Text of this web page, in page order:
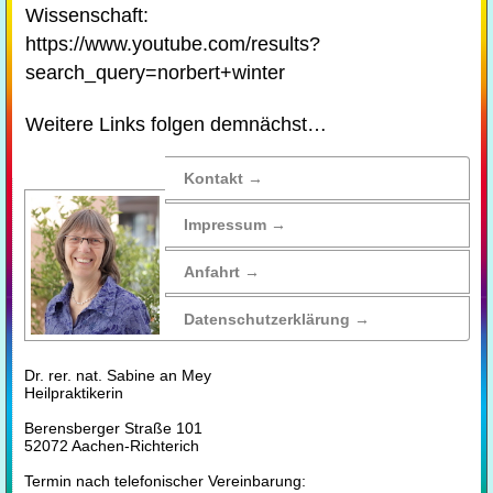
Wissenschaft:
https://www.youtube.com/results?
search_query=norbert+winter
Weitere Links folgen demnächst…
Kontakt →
Impressum →
Anfahrt →
Daten­schutz­erklärung →
Dr. rer. nat. Sabine an Mey
Heilpraktikerin
Berensberger Straße 101
52072 Aachen-Richterich
Termin nach telefonischer Vereinbarung: